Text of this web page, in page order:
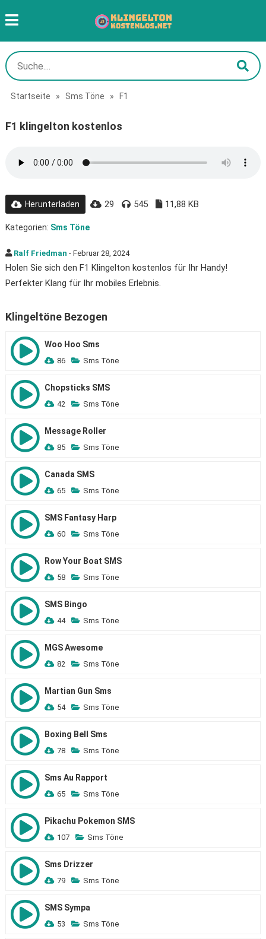
Startseite » Sms Töne » F1
F1 klingelton kostenlos
Herunterladen 29 545 11,88 KB
Kategorien: Sms Töne
Ralf Friedman - Februar 28, 2024
Holen Sie sich den F1 Klingelton kostenlos für Ihr Handy!
Perfekter Klang für Ihr mobiles Erlebnis.
Klingeltöne Bezogen
Woo Hoo Sms
86 Sms Töne
Chopsticks SMS
42 Sms Töne
Message Roller
85 Sms Töne
Canada SMS
65 Sms Töne
SMS Fantasy Harp
60 Sms Töne
Row Your Boat SMS
58 Sms Töne
SMS Bingo
44 Sms Töne
MGS Awesome
82 Sms Töne
Martian Gun Sms
54 Sms Töne
Boxing Bell Sms
78 Sms Töne
Sms Au Rapport
65 Sms Töne
Pikachu Pokemon SMS
107 Sms Töne
Sms Drizzer
79 Sms Töne
SMS Sympa
53 Sms Töne